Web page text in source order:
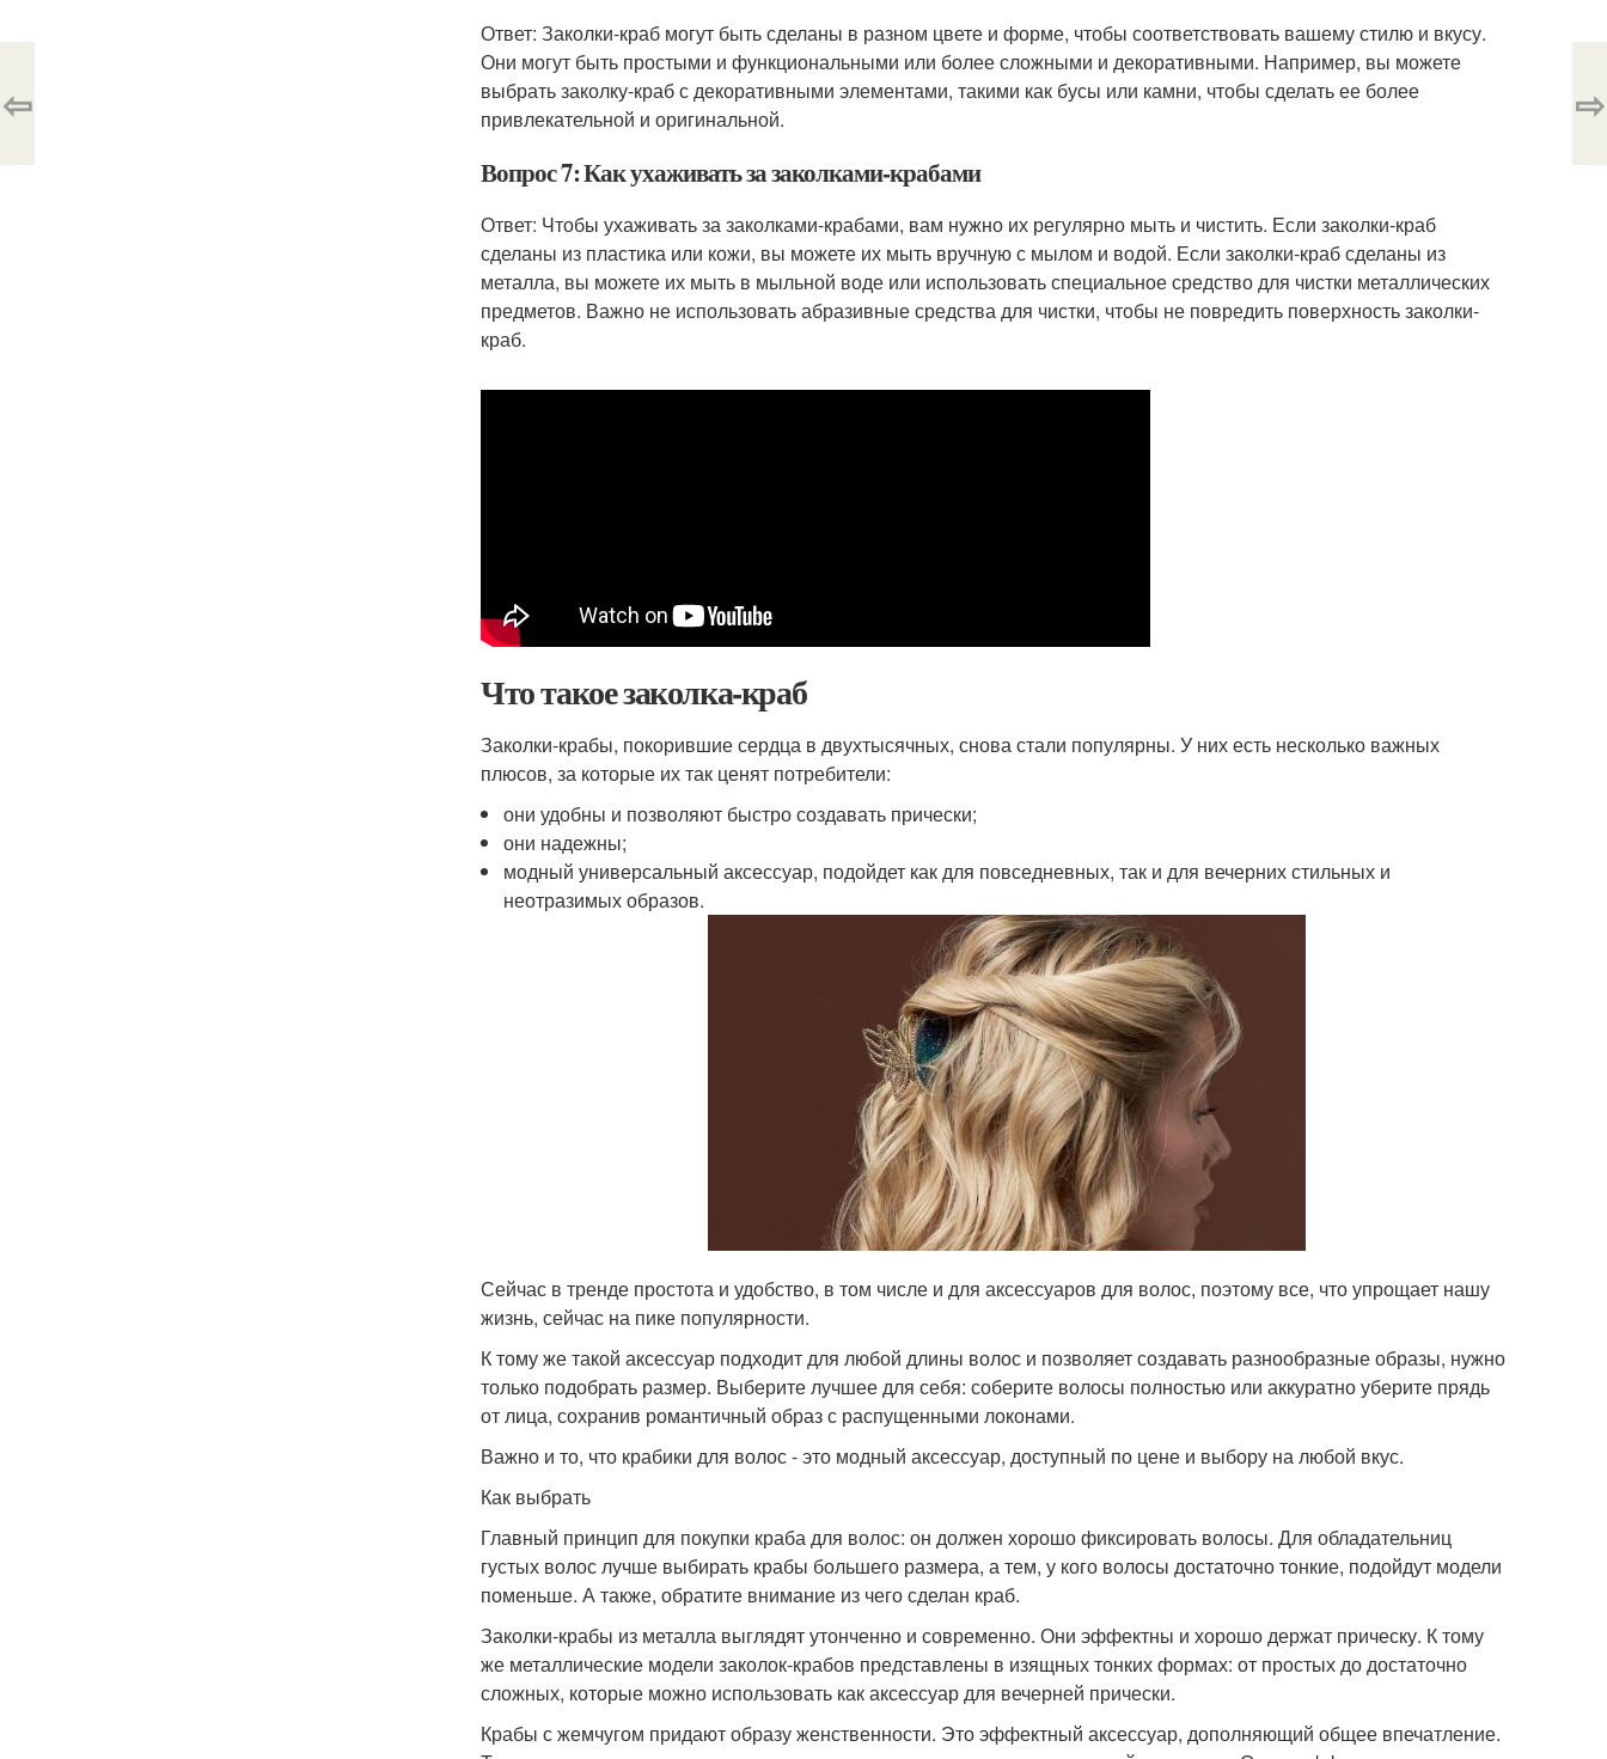
Ответ: Заколки-краб могут быть сделаны в разном цвете и форме, чтобы соответствовать вашему стилю и вкусу.
Они могут быть простыми и функциональными или более сложными и декоративными. Например, вы можете
выбрать заколку-краб с декоративными элементами, такими как бусы или камни, чтобы сделать ее более
привлекательной и оригинальной.
Вопрос 7: Как ухаживать за заколками-крабами
Ответ: Чтобы ухаживать за заколками-крабами, вам нужно их регулярно мыть и чистить. Если заколки-краб
сделаны из пластика или кожи, вы можете их мыть вручную с мылом и водой. Если заколки-краб сделаны из
металла, вы можете их мыть в мыльной воде или использовать специальное средство для чистки металлических
предметов. Важно не использовать абразивные средства для чистки, чтобы не повредить поверхность заколки-
краб.
Что такое заколка-краб
Заколки-крабы, покорившие сердца в двухтысячных, снова стали популярны. У них есть несколько важных
плюсов, за которые их так ценят потребители:
они удобны и позволяют быстро создавать прически;
они надежны;
модный универсальный аксессуар, подойдет как для повседневных, так и для вечерних стильных и
неотразимых образов.
Сейчас в тренде простота и удобство, в том числе и для аксессуаров для волос, поэтому все, что упрощает нашу
жизнь, сейчас на пике популярности.
К тому же такой аксессуар подходит для любой длины волос и позволяет создавать разнообразные образы, нужно
только подобрать размер. Выберите лучшее для себя: соберите волосы полностью или аккуратно уберите прядь
от лица, сохранив романтичный образ с распущенными локонами.
Важно и то, что крабики для волос - это модный аксессуар, доступный по цене и выбору на любой вкус.
Как выбрать
Главный принцип для покупки краба для волос: он должен хорошо фиксировать волосы. Для обладательниц
густых волос лучше выбирать крабы большего размера, а тем, у кого волосы достаточно тонкие, подойдут модели
поменьше. А также, обратите внимание из чего сделан краб.
Заколки-крабы из металла выглядят утонченно и современно. Они эффектны и хорошо держат прическу. К тому
же металлические модели заколок-крабов представлены в изящных тонких формах: от простых до достаточно
сложных, которые можно использовать как аксессуар для вечерней прически.
Крабы с жемчугом придают образу женственности. Это эффектный аксессуар, дополняющий общее впечатление.
⇦ ⇨